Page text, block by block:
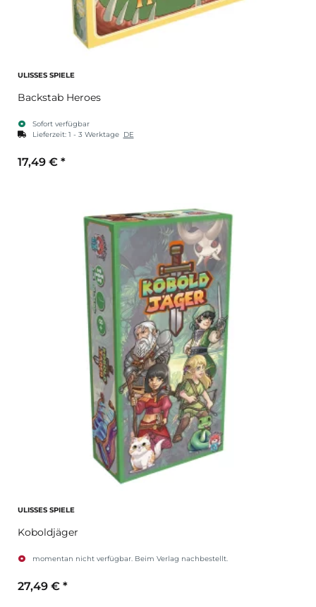
ULISSES SPIELE
Backstab Heroes
Sofort verfügbar
Lieferzeit: 1 - 3 Werktage DE
17,49 € *
ULISSES SPIELE
Koboldjäger
momentan nicht verfügbar. Beim Verlag nachbestellt.
27,49 € *